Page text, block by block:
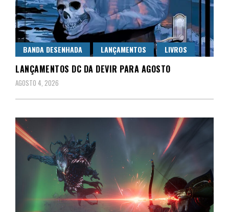
BANDA DESENHADA LANÇAMENTOS LIVROS
LANÇAMENTOS DC DA DEVIR PARA AGOSTO
AGOSTO 4, 2026